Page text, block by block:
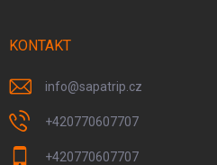
KONTAKT
info@sapatrip.cz
+420770607707
+420770607707